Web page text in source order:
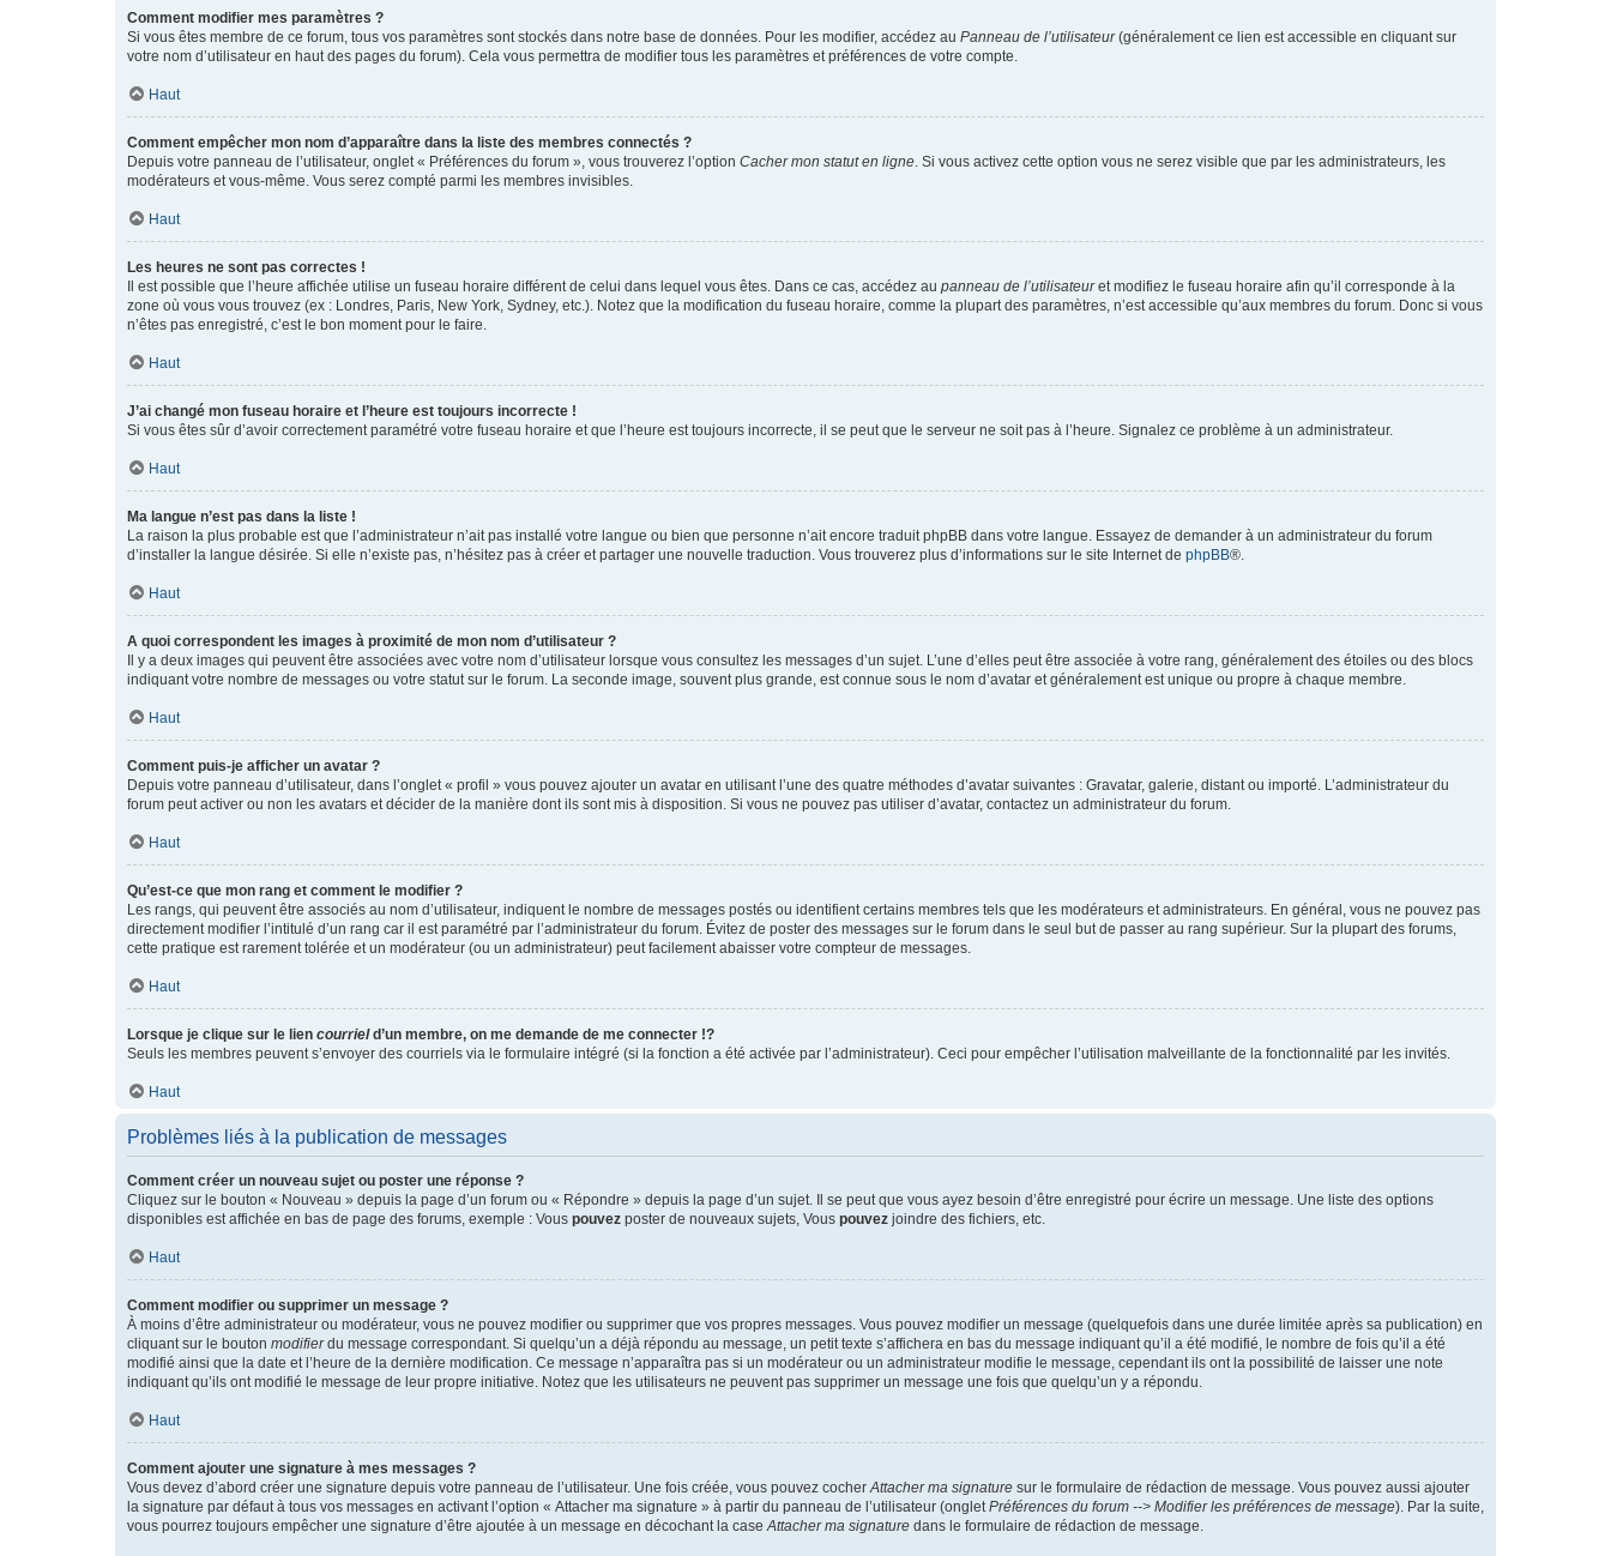
Comment modifier mes paramètres ?
Si vous êtes membre de ce forum, tous vos paramètres sont stockés dans notre base de données. Pour les modifier, accédez au Panneau de l’utilisateur(généralement ce lien est accessible en cliquant sur
votre nom d’utilisateur en haut des pages du forum). Cela vous permettra de modifier tous les paramètres et préférences de votre compte.
Haut
Comment empêcher mon nom d’apparaître dans la liste des membres connectés ?
Depuis votre panneau de l’utilisateur, onglet « Préférences du forum », vous trouverez l’option Cacher mon statut en ligne. Si vous activez cette option vous ne serez visible que par les administrateurs, les
modérateurs et vous-même. Vous serez compté parmi les membres invisibles.
Haut
Les heures ne sont pas correctes !
Il est possible que l’heure affichée utilise un fuseau horaire différent de celui dans lequel vous êtes. Dans ce cas, accédez au panneau de l’utilisateuret modifiez le fuseau horaire afin qu’il corresponde à la
zone où vous vous trouvez (ex : Londres, Paris, New York, Sydney, etc.). Notez que la modification du fuseau horaire, comme la plupart des paramètres, n’est accessible qu’aux membres du forum. Donc si vous
n’êtes pas enregistré, c’est le bon moment pour le faire.
Haut
J’ai changé mon fuseau horaire et l’heure est toujours incorrecte !
Si vous êtes sûr d’avoir correctement paramétré votre fuseau horaire et que l’heure est toujours incorrecte, il se peut que le serveur ne soit pas à l’heure. Signalez ce problème à un administrateur.
Haut
Ma langue n’est pas dans la liste !
La raison la plus probable est que l’administrateur n’ait pas installé votre langue ou bien que personne n’ait encore traduit phpBB dans votre langue. Essayez de demander à un administrateur du forum
d’installer la langue désirée. Si elle n’existe pas, n’hésitez pas à créer et partager une nouvelle traduction. Vous trouverez plus d’informations sur le site Internet de phpBB®.
Haut
A quoi correspondent les images à proximité de mon nom d’utilisateur ?
Il y a deux images qui peuvent être associées avec votre nom d’utilisateur lorsque vous consultez les messages d’un sujet. L’une d’elles peut être associée à votre rang, généralement des étoiles ou des blocs
indiquant votre nombre de messages ou votre statut sur le forum. La seconde image, souvent plus grande, est connue sous le nom d’avatar et généralement est unique ou propre à chaque membre.
Haut
Comment puis-je afficher un avatar ?
Depuis votre panneau d’utilisateur, dans l’onglet « profil » vous pouvez ajouter un avatar en utilisant l’une des quatre méthodes d’avatar suivantes : Gravatar, galerie, distant ou importé. L’administrateur du
forum peut activer ou non les avatars et décider de la manière dont ils sont mis à disposition. Si vous ne pouvez pas utiliser d’avatar, contactez un administrateur du forum.
Haut
Qu’est-ce que mon rang et comment le modifier ?
Les rangs, qui peuvent être associés au nom d’utilisateur, indiquent le nombre de messages postés ou identifient certains membres tels que les modérateurs et administrateurs. En général, vous ne pouvez pas
directement modifier l’intitulé d’un rang car il est paramétré par l’administrateur du forum. Évitez de poster des messages sur le forum dans le seul but de passer au rang supérieur. Sur la plupart des forums,
cette pratique est rarement tolérée et un modérateur (ou un administrateur) peut facilement abaisser votre compteur de messages.
Haut
Lorsque je clique sur le lien courrield’un membre, on me demande de me connecter !?
Seuls les membres peuvent s’envoyer des courriels via le formulaire intégré (si la fonction a été activée par l’administrateur). Ceci pour empêcher l’utilisation malveillante de la fonctionnalité par les invités.
Haut
Problèmes liés à la publication de messages
Comment créer un nouveau sujet ou poster une réponse ?
Cliquez sur le bouton « Nouveau » depuis la page d’un forum ou « Répondre » depuis la page d’un sujet. Il se peut que vous ayez besoin d’être enregistré pour écrire un message. Une liste des options
disponibles est affichée en bas de page des forums, exemple : Vous pouvez poster de nouveaux sujets, Vous pouvez joindre des fichiers, etc.
Haut
Comment modifier ou supprimer un message ?
À moins d’être administrateur ou modérateur, vous ne pouvez modifier ou supprimer que vos propres messages. Vous pouvez modifier un message (quelquefois dans une durée limitée après sa publication) en
cliquant sur le bouton modifierdu message correspondant. Si quelqu’un a déjà répondu au message, un petit texte s’affichera en bas du message indiquant qu’il a été modifié, le nombre de fois qu’il a été
modifié ainsi que la date et l’heure de la dernière modification. Ce message n’apparaîtra pas si un modérateur ou un administrateur modifie le message, cependant ils ont la possibilité de laisser une note
indiquant qu’ils ont modifié le message de leur propre initiative. Notez que les utilisateurs ne peuvent pas supprimer un message une fois que quelqu’un y a répondu.
Haut
Comment ajouter une signature à mes messages ?
Vous devez d’abord créer une signature depuis votre panneau de l’utilisateur. Une fois créée, vous pouvez cocherAttacher ma signature sur le formulaire de rédaction de message. Vous pouvez aussi ajouter
la signature par défaut à tous vos messages en activant l’option « Attacher ma signature » à partir du panneau de l’utilisateur (ongletPréférences du forum --> Modifier les préférences de message). Par la suite,
vous pourrez toujours empêcher une signature d’être ajoutée à un message en décochant la caseAttacher ma signature dans le formulaire de rédaction de message.